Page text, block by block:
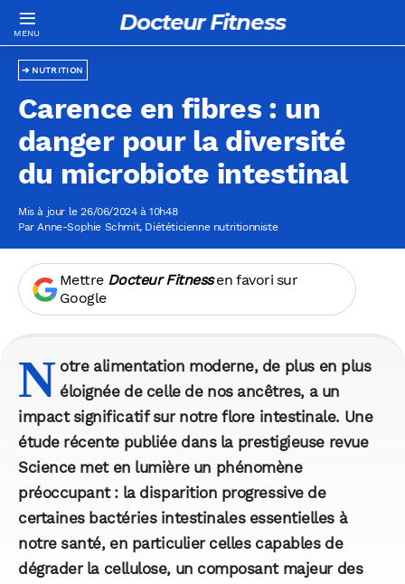
Docteur Fitness
NUTRITION
Carence en fibres : un
danger pour la diversité
du microbiote intestinal
Mis à jour le 26/06/2024 à 10h48
ParAnne-Sophie Schmit, Diététicienne nutritionniste
Mettre Docteur Fitnessen favori sur
Google
N otre alimentation moderne, de plus en plus
éloignée de celle de nos ancêtres, a un
impact significatif sur notre flore intestinale. Une
étude récente publiée dans la prestigieuse revue
Science met en lumière un phénomène
préoccupant : la disparition progressive de
certaines bactéries intestinales essentielles à
notre santé, en particulier celles capables de
dégrader la cellulose, un composant majeur des